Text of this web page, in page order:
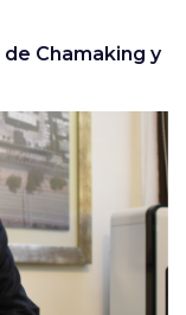
Chamaking y